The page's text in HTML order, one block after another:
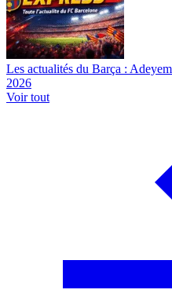
Les actualités du Barça :
2026
Voir tout